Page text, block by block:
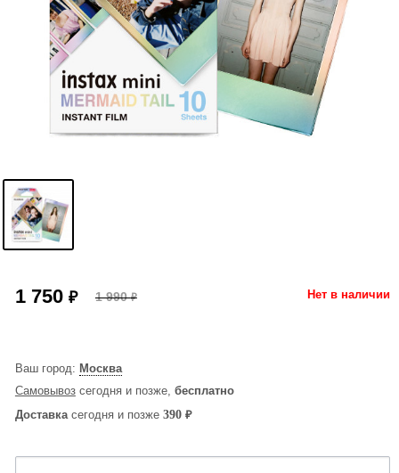
Нет в наличии
1 750 ₽ 1 990₽
Ваш город: Москва
Самовывозсегодня и позже, бесплатно
Доставкасегодня и позже 390 ₽